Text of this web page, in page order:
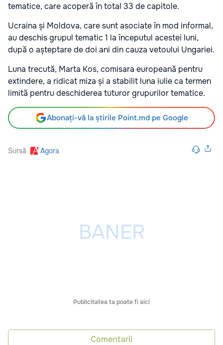
tematice, care acoperă în total 33 de capitole.
Ucraina și Moldova, care sunt asociate în mod informal,
au deschis grupul tematic 1 la începutul acestei luni,
după o așteptare de doi ani din cauza vetoului Ungariei.
Luna trecută, Marta Kos, comisara europeană pentru
extindere, a ridicat miza și a stabilit luna iulie ca termen
limită pentru deschiderea tuturor grupurilor tematice.
Abonați-vă la știrile Point.md pe Google
Sursă Agora
Publicitatea ta poate fi aici
Comentarii